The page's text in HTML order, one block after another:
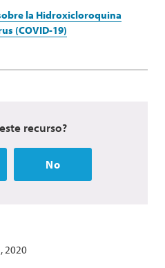
la Hidroxicloroquina
(COVID-19)
recurso?
No
2020